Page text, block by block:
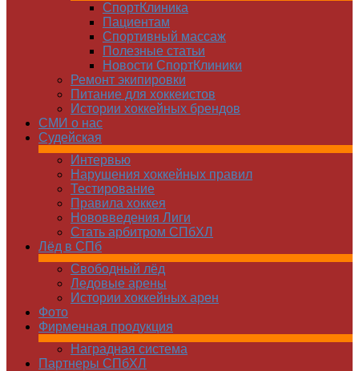
СпортКлиника
Пациентам
Спортивный массаж
Полезные статьи
Новости СпортКлиники
Ремонт экипировки
Питание для хоккеистов
Истории хоккейных брендов
СМИ о нас
Судейская
Интервью
Нарушения хоккейных правил
Тестирование
Правила хоккея
Нововведения Лиги
Стать арбитром СПбХЛ
Лёд в СПб
Свободный лёд
Ледовые арены
Истории хоккейных арен
Фото
Фирменная продукция
Наградная система
Партнеры СПбХЛ